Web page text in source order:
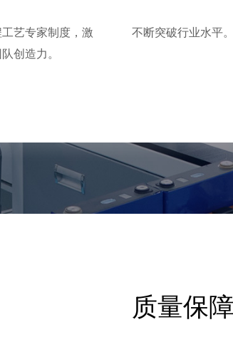
艺专家制度，激
创造力。
不断突破行业水平。
质量保障